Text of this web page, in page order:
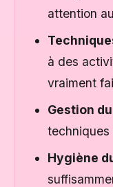
attention
à des
vraiment
Gestion
techniques
Hygiène